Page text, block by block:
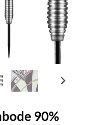
90%